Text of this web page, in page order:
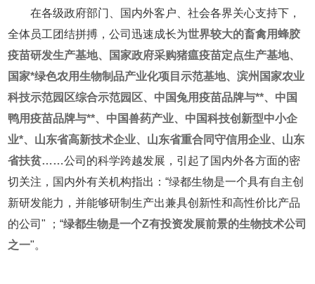
在各级政府部门、国内外客户、社会各界关心支持下，
全体员工团结拼搏，公司迅速成长为世界较大的畜禽用蜂胶
疫苗研发生产基地、国家政府采购猪瘟疫苗定点生产基地、
国家*绿色农用生物制品产业化项目示范基地、滨州国家农业
科技示范园区综合示范园区、中国兔用疫苗品牌与**、中国
鸭用疫苗品牌与**、中国兽药产业、中国科技创新型中小企
业*、山东省高新技术企业、山东省重合同守信用企业、山东
省扶贫……公司的科学跨越发展，引起了国内外各方面的密
切关注，国内外有关机构指出：“绿都生物是一个具有自主创
新研发能力，并能够研制生产出兼具创新性和高性价比产品
的公司" ；“绿都生物是一个Z有投资发展前景的生物技术公司
之一"。